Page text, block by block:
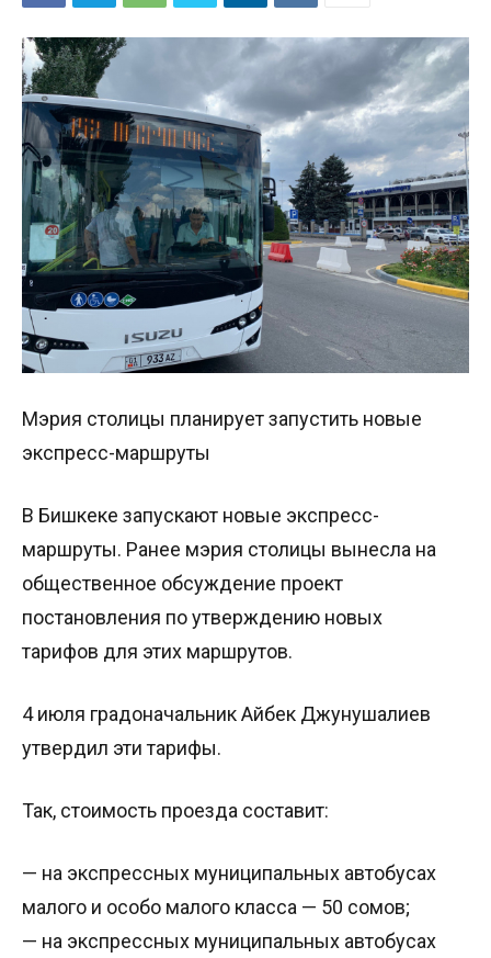
Мэрия столицы планирует запустить новые
экспресс-маршруты
В Бишкеке запускают новые экспресс-
маршруты. Ранее мэрия столицы вынесла на
общественное обсуждение проект
постановления по утверждению новых
тарифов для этих маршрутов.
4 июля градоначальник Айбек Джунушалиев
утвердил эти тарифы.
Так, стоимость проезда составит:
— на экспрессных муниципальных автобусах
малого и особо малого класса — 50 сомов;
— на экспрессных муниципальных автобусах